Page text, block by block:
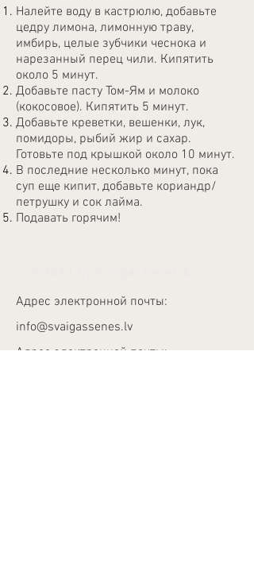
Налейте воду в кастрюлю, добавьте
цедру лимона, лимонную траву,
имбирь, целые зубчики чеснока и
нарезанный перец чили. Кипятить
около 5 минут.
Добавьте пасту Том-Ям и молоко
(кокосовое). Кипятить 5 минут.
Добавьте креветки, вешенки, лук,
помидоры, рыбий жир и сахар.
Готовьте под крышкой около 10 минут.
В последние несколько минут, пока
суп еще кипит, добавьте кориандр/
петрушку и сок лайма.
Подавать горячим!
Адрес электронной почты:
info@svaigassenes.lv
Адрес электронной почты: